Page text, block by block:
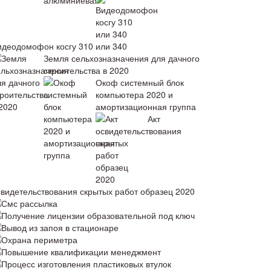
косгу 310 или 340
Земля сельхозназначения для дачного
строительства в 2020
Окоф системный блок
компьютера 2020 и
амортизационная группа
Акт
скрытых работ образец 2020
Смс рассылка
Получение лицензии образовательной под ключ
Вывод из запоя в стационаре
Охрана периметра
Повышение квалификации менеджмент
Процесс изготовления пластиковых втулок